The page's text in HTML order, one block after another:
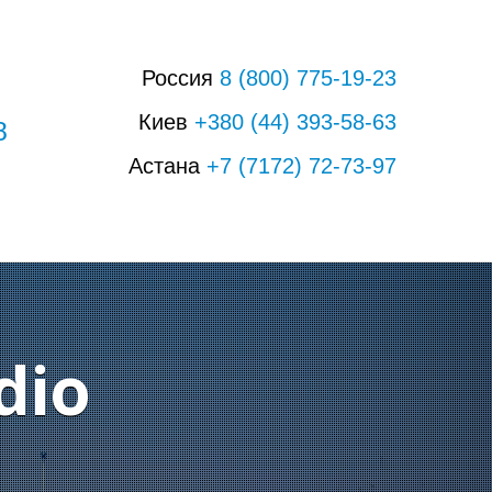
Россия 8 (800) 775-19-23
Киев +380 (44) 393-58-63
Астана +7 (7172) 72-73-97